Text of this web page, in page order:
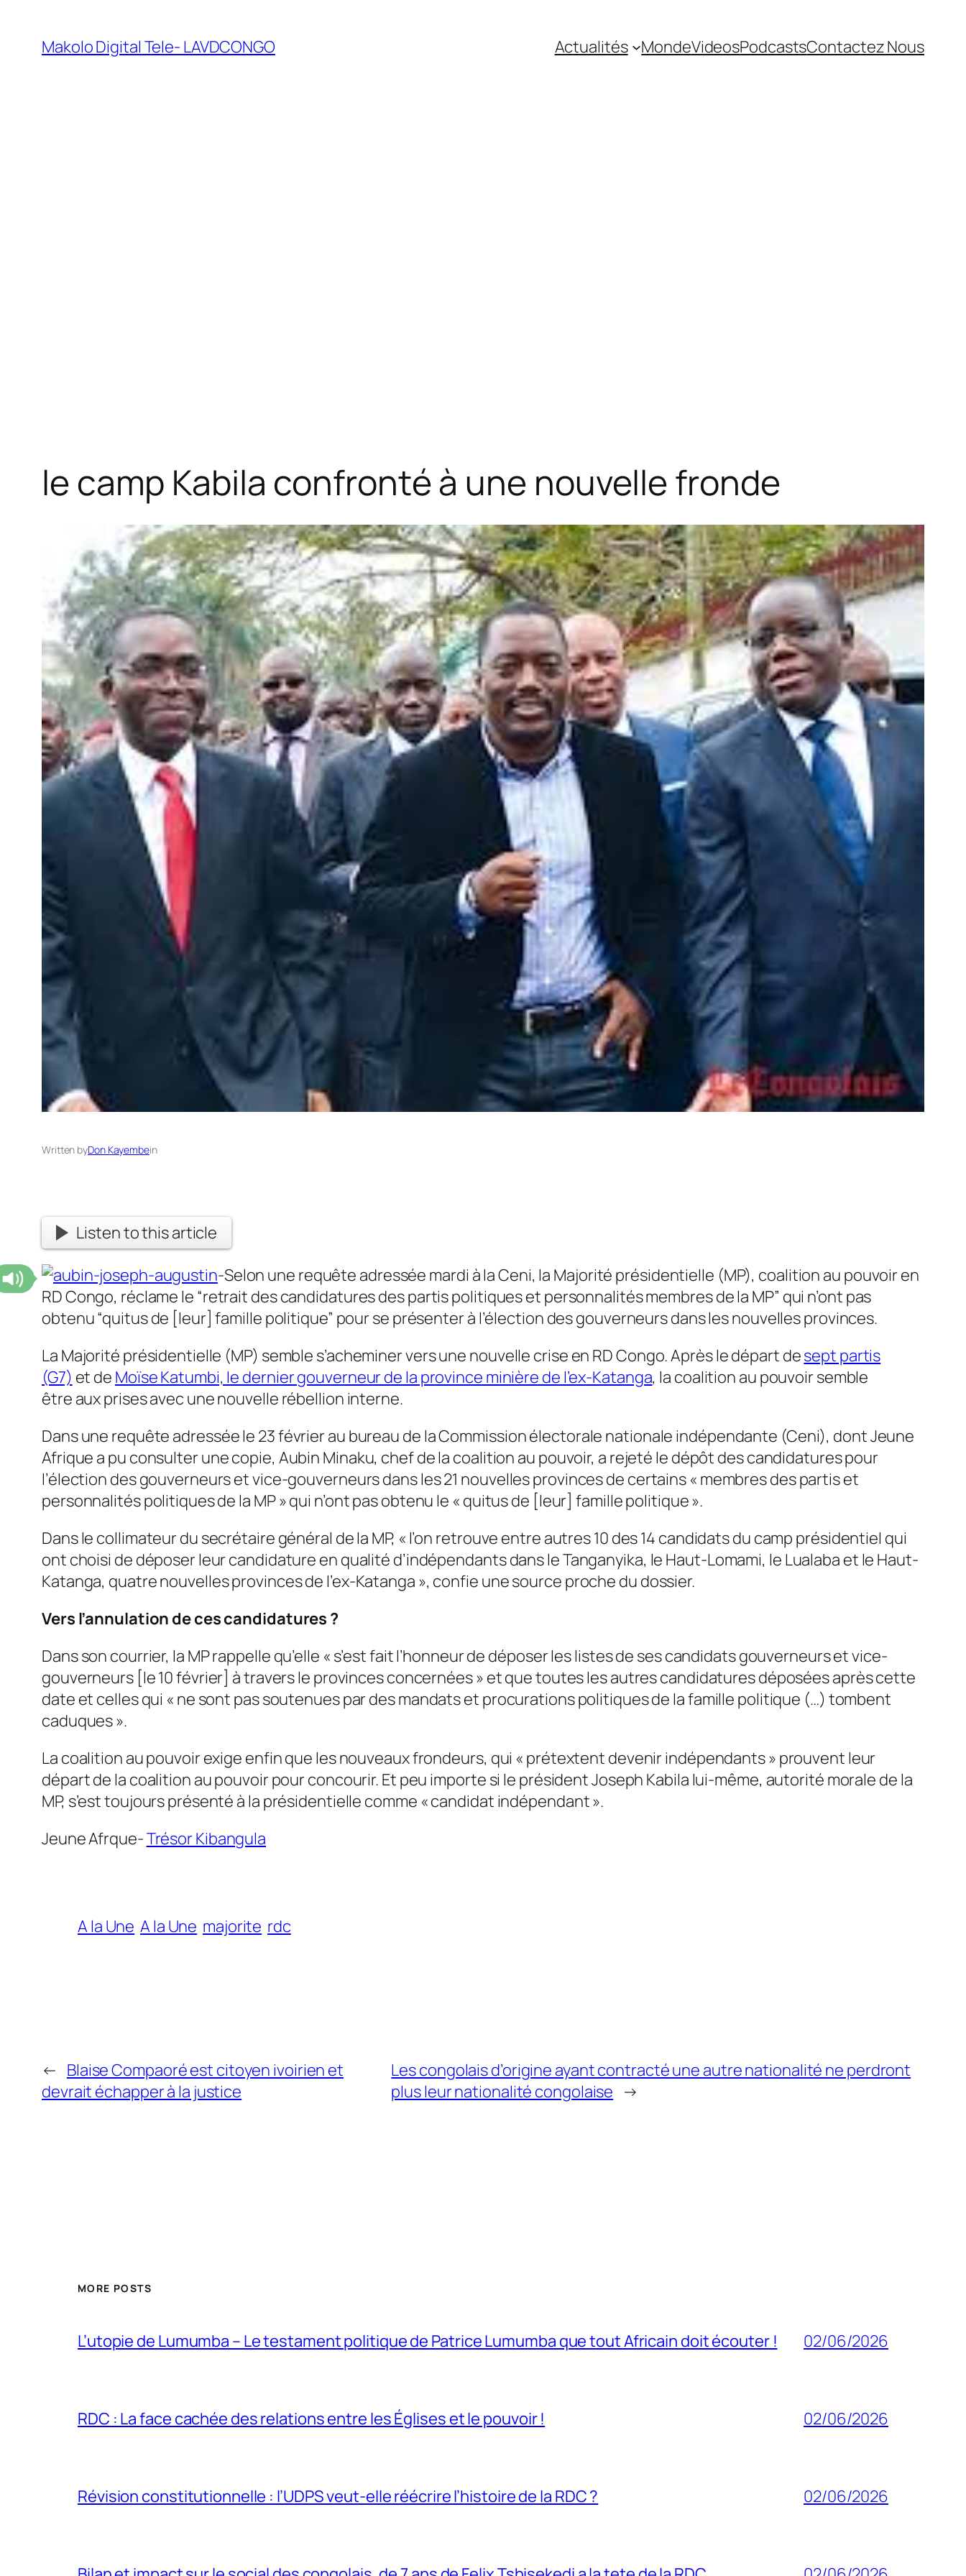
Makolo Digital Tele- LAVDCONGO Actualités MondeVideosPodcastsContactez Nous
le camp Kabila confronté à une nouvelle fronde
Written byDon Kayembein
Listen to this article
-Selon une requête adressée mardi à la Ceni, la Majorité présidentielle (MP), coalition au pouvoir en
RD Congo, réclame le “retrait des candidatures des partis politiques et personnalités membres de la MP” qui n’ont pas
obtenu “quitus de [leur] famille politique” pour se présenter à l’élection des gouverneurs dans les nouvelles provinces.
La Majorité présidentielle (MP) semble s’acheminer vers une nouvelle crise en RD Congo. Après le départ desept partis
(G7) et de Moïse Katumbi, le dernier gouverneur de la province minière de l’ex-Katanga, la coalition au pouvoir semble
être aux prises avec une nouvelle rébellion interne.
Dans une requête adressée le 23 février au bureau de la Commission électorale nationale indépendante (Ceni), dontJeune
Afrique a pu consulter une copie, Aubin Minaku, chef de la coalition au pouvoir, a rejeté le dépôt des candidatures pour
l’élection des gouverneurs et vice-gouverneurs dans les 21 nouvelles provinces de certains « membres des partis et
personnalités politiques de la MP » qui n’ont pas obtenu le « quitus de [leur] famille politique ».
Dans le collimateur du secrétaire général de la MP, « l’on retrouve entre autres 10 des 14 candidats du camp présidentiel qui
ont choisi de déposer leur candidature en qualité d’indépendants dans le Tanganyika, le Haut-Lomami, le Lualaba et le Haut-
Katanga, quatre nouvelles provinces de l’ex-Katanga », confie une source proche du dossier.
Vers l’annulation de ces candidatures ?
Dans son courrier, la MP rappelle qu’elle « s’est fait l’honneur de déposer les listes de ses candidats gouverneurs et vice-
gouverneurs [le 10 février] à travers le provinces concernées » et que toutes les autres candidatures déposées après cette
date et celles qui « ne sont pas soutenues par des mandats et procurations politiques de la famille politique (…) tombent
caduques ».
La coalition au pouvoir exige enfin que les nouveaux frondeurs, qui « prétextent devenir indépendants » prouvent leur
départ de la coalition au pouvoir pour concourir. Et peu importe si le président Joseph Kabila lui-même, autorité morale de la
MP, s’est toujours présenté à la présidentielle comme « candidat indépendant ».
Jeune Afrque-Trésor Kibangula
A la Une A la Une majorite rdc
← Blaise Compaoré est citoyen ivoirien et
devrait échapper à la justice
Les congolais d’origine ayant contracté une autre nationalité ne perdront
plus leur nationalité congolaise →
MORE POSTS
L’utopie de Lumumba – Le testament politique de Patrice Lumumba que tout Africain doit écouter ! 02/06/2026
RDC : La face cachée des relations entre les Églises et le pouvoir ! 02/06/2026
Révision constitutionnelle : l’UDPS veut-elle réécrire l’histoire de la RDC ? 02/06/2026